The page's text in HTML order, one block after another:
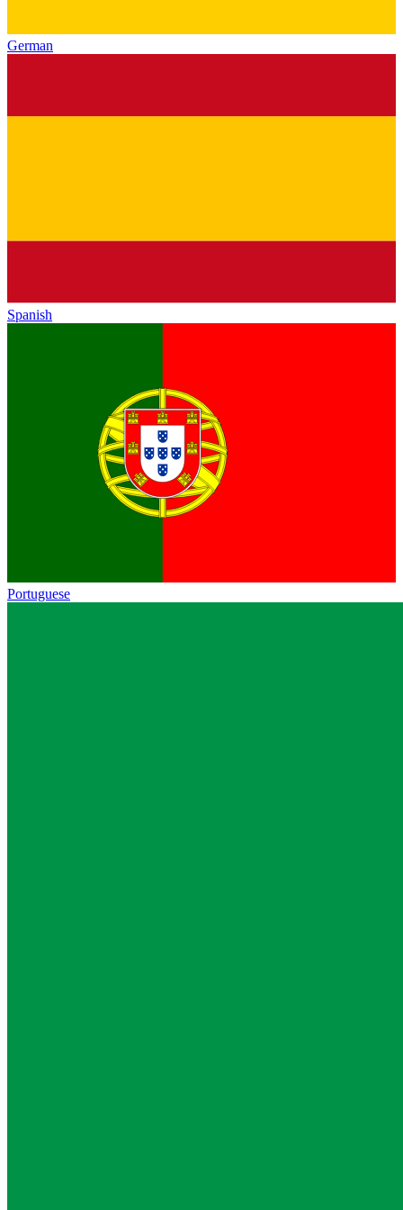
German
Spanish
Portuguese